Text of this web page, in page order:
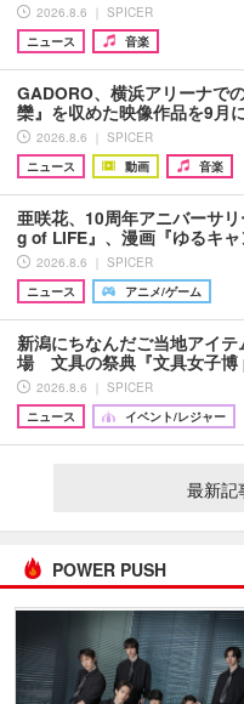
2026.8.6 ｜ SPICER
ニュース
音楽
GADORO、横浜アリーナで
欒』を収めた映像作品を9
2026.8.6 ｜ SPICER
ニュース
動画 音楽
亜咲花、10周年アニバーサ
g of LIFE』、漫画『ゆるキ
2026.8.6 ｜ SPICER
ニュース
アニメ/ゲーム
新潟にちなんだご当地アイ
場 文具の祭典『文具女子
2026.8.6 ｜ SPICER
ニュース
イベント/レジャー
最新記
POWER PUSH